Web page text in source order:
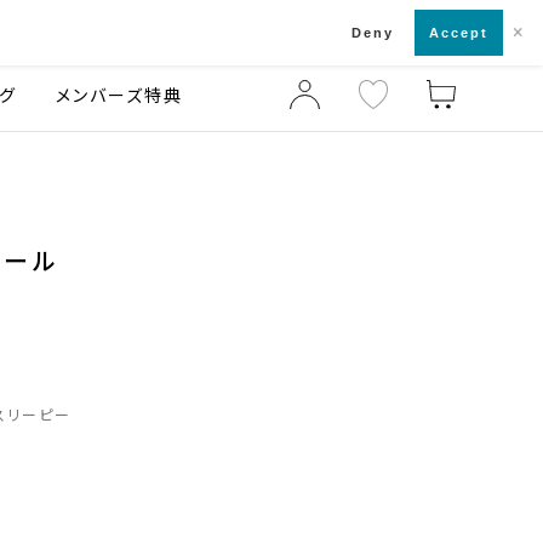
店舗一覧・来店予約
メンバーズ特典
ル
リーピー
Deny Accept ×